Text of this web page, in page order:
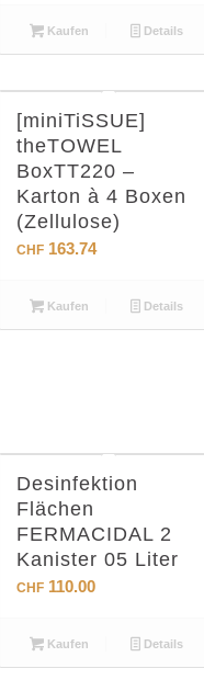
Kaufen Details
[miniTiSSUE]
theTOWEL
BoxTT220 –
Karton à 4 Boxen
(Zellulose)
CHF163.74
Kaufen Details
Desinfektion
Flächen
FERMACIDAL 2
Kanister 05 Liter
CHF110.00
Kaufen Details